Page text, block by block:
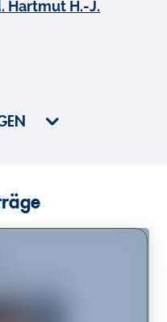
Hartmut H.-J.